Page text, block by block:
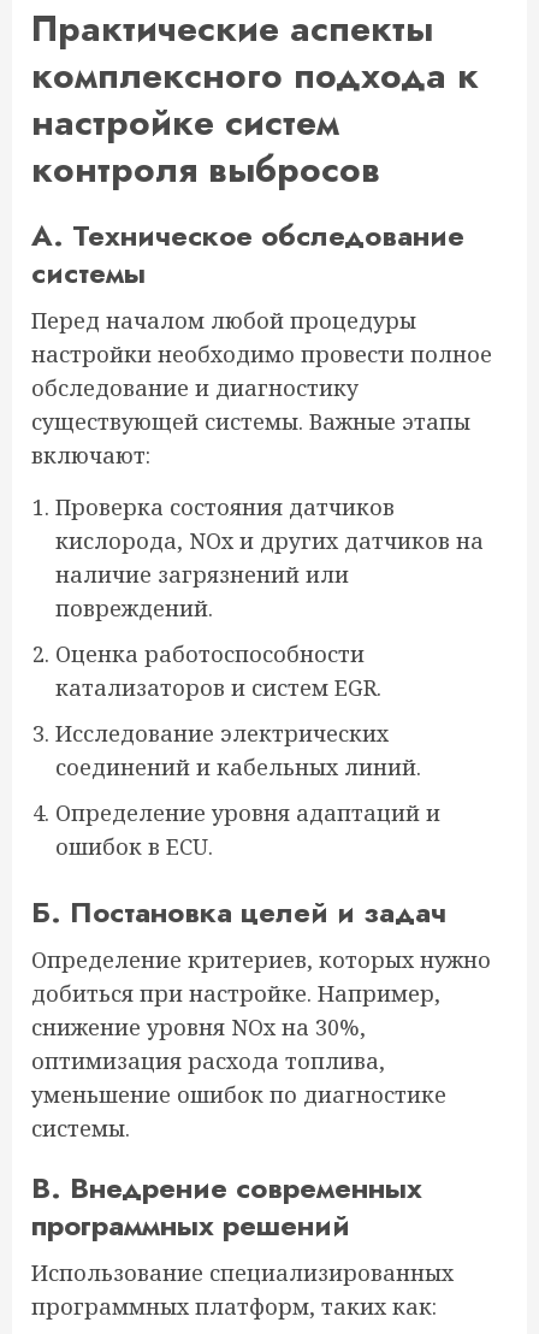
Практические аспекты
комплексного подхода к
настройке систем
контроля выбросов
А. Техническое обследование
системы
Перед началом любой процедуры
настройки необходимо провести полное
обследование и диагностику
существующей системы. Важные этапы
включают:
Проверка состояния датчиков
кислорода, NOx и других датчиков на
наличие загрязнений или
повреждений.
Оценка работоспособности
катализаторов и систем EGR.
Исследование электрических
соединений и кабельных линий.
Определение уровня адаптаций и
ошибок в ECU.
Б. Постановка целей и задач
Определение критериев, которых нужно
добиться при настройке. Например,
снижение уровня NOx на 30%,
оптимизация расхода топлива,
уменьшение ошибок по диагностике
системы.
В. Внедрение современных
программных решений
Использование специализированных
программных платформ, таких как: